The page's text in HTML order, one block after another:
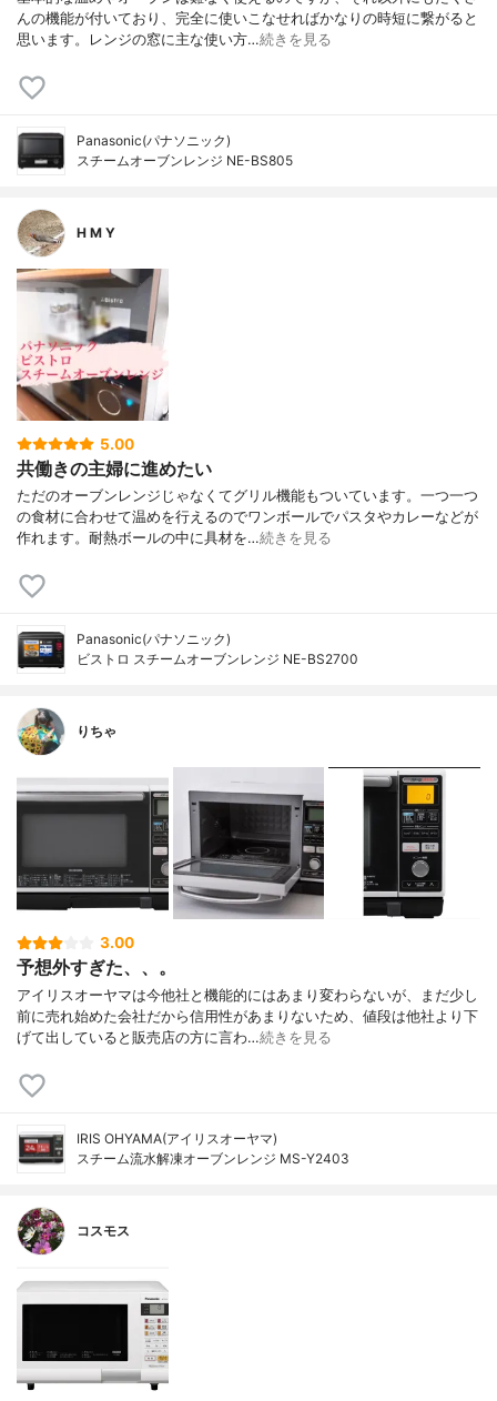
んの機能が付いており、完全に使いこなせればかなりの時短に繋がると
思います。レンジの窓に主な使い方…続きを見る
Panasonic(パナソニック)
スチームオーブンレンジ NE-BS805
H M Y
5.00
共働きの主婦に進めたい
ただのオーブンレンジじゃなくてグリル機能もついています。一つ一つ
の食材に合わせて温めを行えるのでワンボールでパスタやカレーなどが
作れます。耐熱ボールの中に具材を…続きを見る
Panasonic(パナソニック)
ビストロ スチームオーブンレンジ NE-BS2700
りちゃ
3.00
予想外すぎた、、。
アイリスオーヤマは今他社と機能的にはあまり変わらないが、まだ少し
前に売れ始めた会社だから信用性があまりないため、値段は他社より下
げて出していると販売店の方に言わ…続きを見る
IRIS OHYAMA(アイリスオーヤマ)
スチーム流水解凍オーブンレンジ MS-Y2403
コスモス